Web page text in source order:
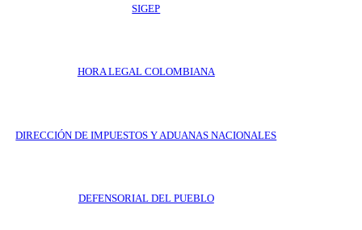
SIGEP
HORA LEGAL COLOMBIANA
DIRECCIÓN DE IMPUESTOS Y ADUANAS NACIONALES
DEFENSORIAL DEL PUEBLO